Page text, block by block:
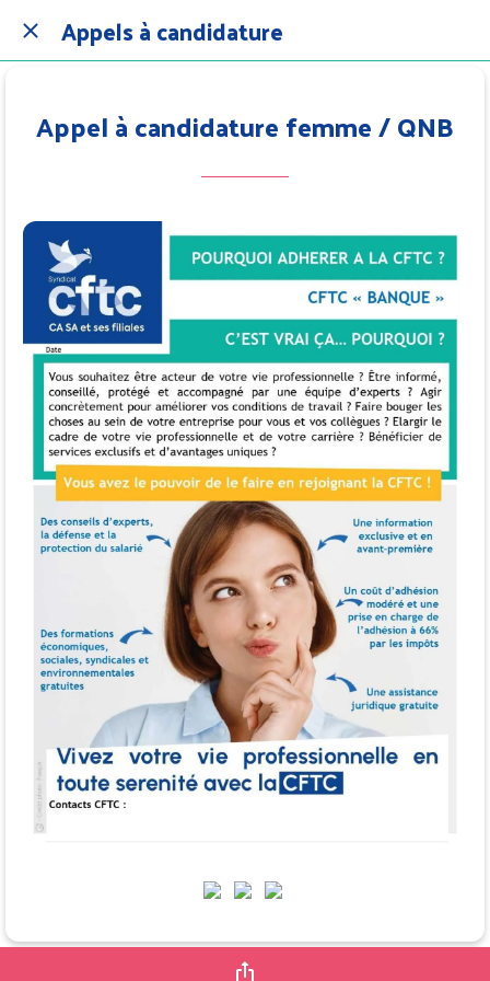
Appels à candidature
Appel à candidature femme / QNB